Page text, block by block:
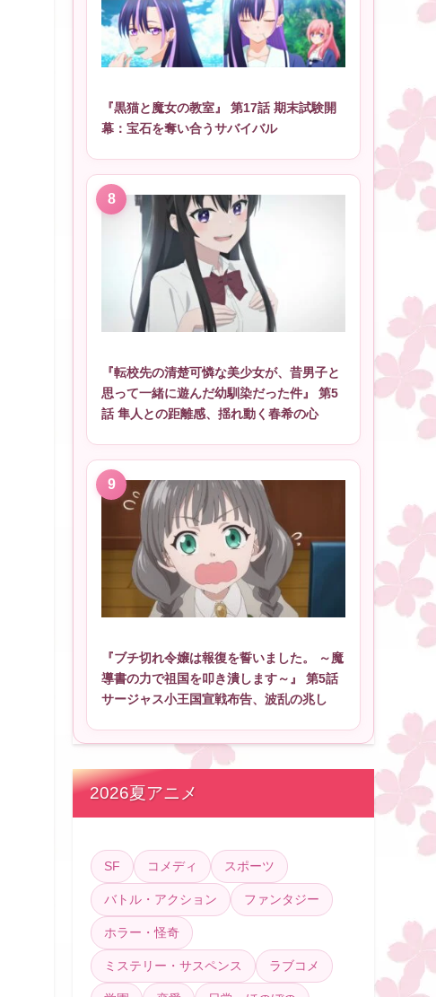
『黒猫と魔女の教室』 第17話 期末試験開
幕：宝石を奪い合うサバイバル
『転校先の清楚可憐な美少女が、昔男子と
思って一緒に遊んだ幼馴染だった件』 第5
話 隼人との距離感、揺れ動く春希の心
『ブチ切れ令嬢は報復を誓いました。 ～魔
導書の力で祖国を叩き潰します～』 第5話
サージャス小王国宣戦布告、波乱の兆し
2026夏アニメ
SF コメディ スポーツ
バトル・アクション ファンタジー
ホラー・怪奇
ミステリー・サスペンス ラブコメ